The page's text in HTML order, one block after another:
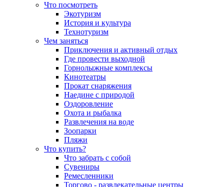
Что посмотреть
Экотуризм
История и культура
Технотуризм
Чем заняться
Приключения и активный отдых
Где провести выходной
Горнолыжные комплексы
Кинотеатры
Прокат снаряжения
Наедине с природой
Оздоровление
Охота и рыбалка
Развлечения на воде
Зоопарки
Пляжи
Что купить?
Что забрать с собой
Сувениры
Ремесленники
Торгово - развлекательные центры